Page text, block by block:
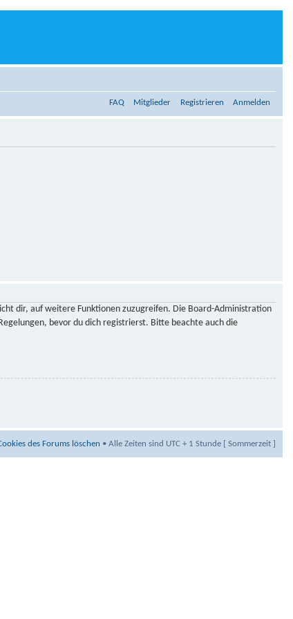
FAQ Mitglieder Registrieren Anmelden
dir, auf weitere Funktionen zuzugreifen. Die Board-Administration
bevor du dich registrierst. Bitte beachte auch die
des Forums löschen • Alle Zeiten sind UTC + 1 Stunde [ Sommerzeit ]